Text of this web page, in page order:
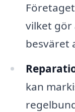
vilket gör
besväret
kan